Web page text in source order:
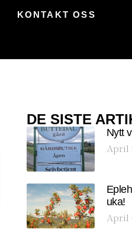
KONTAKT OSS
DE SISTE
Nytt
April
uka!
April